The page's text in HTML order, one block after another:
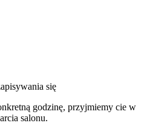
się
godzinę, przyjmiemy cie w
salonu.